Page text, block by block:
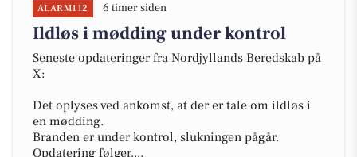
ALARM112 6 timer siden
Ildløs i mødding under kontrol
Seneste opdateringer fra Nordjyllands Beredskab på
X:
Det oplyses ved ankomst, at der er tale om ildløs i
en mødding.
Branden er under kontrol, slukningen pågår.
Opdatering følger....